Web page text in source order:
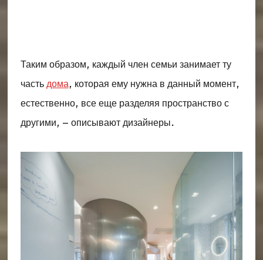
Таким образом, каждый член семьи занимает ту
частьдома, которая ему нужна в данный момент,
естественно, все еще разделяя пространство с
другими, – описывают дизайнеры.